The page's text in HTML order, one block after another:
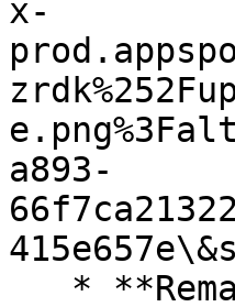
x-
a893-